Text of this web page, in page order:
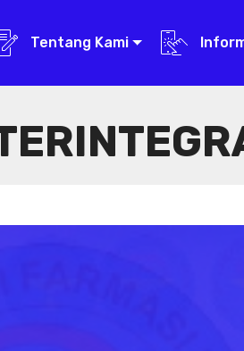
Tentang Kami